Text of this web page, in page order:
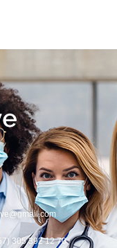
305 392 12 70